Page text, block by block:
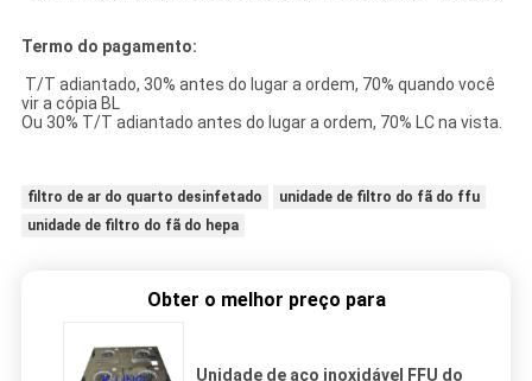
Termo do pagamento:
T/T adiantado, 30% antes do lugar a ordem, 70% quando você
vir a cópia BL
Ou 30% T/T adiantado antes do lugar a ordem, 70% LC na vista.
filtro de ar do quarto desinfetado
unidade de filtro do fã do ffu
unidade de filtro do fã do hepa
Obter o melhor preço para
Unidade de aço inoxidável FFU do